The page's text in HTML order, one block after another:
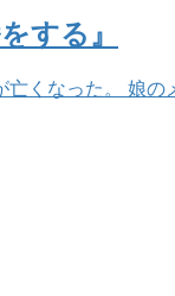
する』
くなった。 娘